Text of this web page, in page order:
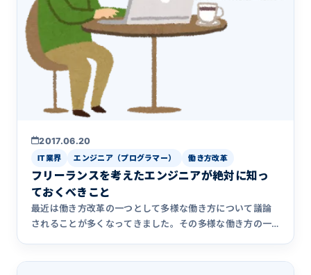
2017.06.20
IT業界 エンジニア（プログラマー） 働き方改革
フリーランスを考えたエンジニアが絶対に知っ
ておくべきこと
最近は働き方改革の一つとして多様な働き方について議論
されることが多くなってきました。その多様な働き方の一